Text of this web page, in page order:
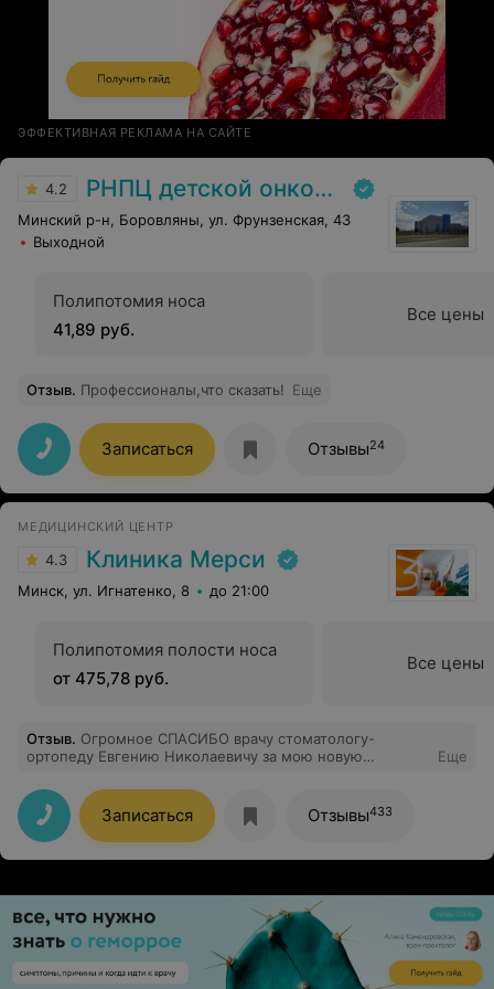
ЭФФЕКТИВНАЯ РЕКЛАМА НА САЙТЕ
4.2 РНПЦ детской онкологии
Минский р-н, Боровляны, ул. Фрунзенская, 43
Выходной
Полипотомия носа
41,89 руб.
Все цены
Отзыв. Профессионалы,что сказать! Еще
Записаться Отзывы24
МЕДИЦИНСКИЙ ЦЕНТР
4.3 Клиника Мерси
Минск, ул. Игнатенко, 8 до 21:00
Полипотомия полости носа
от 475,78 руб.
Все цены
Отзыв. Огромное СПАСИБО врачу стоматологу-
ортопеду Евгению Николаевичу за мою новую
Еще
Записаться Отзывы433